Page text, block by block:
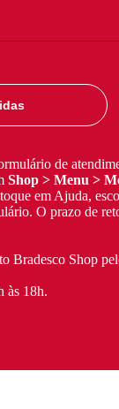
de
Shop > Menu >
em Ajuda,
O prazo de
Bradesco Shop
às 18h.